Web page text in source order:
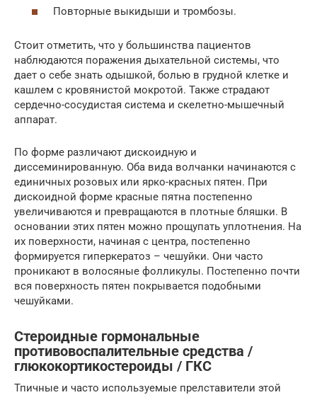
Повторные выкидыши и тромбозы.
Стоит отметить, что у большинства пациентов
наблюдаются поражения дыхательной системы, что
дает о себе знать одышкой, болью в грудной клетке и
кашлем с кровянистой мокротой. Также страдают
сердечно-сосудистая система и скелетно-мышечный
аппарат.
По форме различают дискоидную и
диссеминированную. Оба вида волчанки начинаются с
единичных розовых или ярко-красных пятен. При
дискоидной форме красные пятна постепенно
увеличиваются и превращаются в плотные бляшки. В
основании этих пятен можно прощупать уплотнения. На
их поверхности, начиная с центра, постепенно
формируется гиперкератоз – чешуйки. Они часто
проникают в волосяные фолликулы. Постепенно почти
вся поверхность пятен покрывается подобными
чешуйками.
Стероидные гормональные
противовоспалительные средства /
глюкокортикостероиды / ГКС
Тпичные и часто используемые прелставители этой